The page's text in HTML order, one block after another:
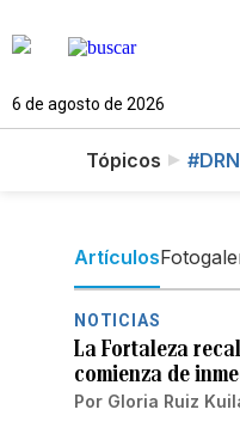
6 de agosto de 2026
Tópicos
Artículos
NOTICIAS
La Fortaleza
comienza de
Por Gloria Ruiz